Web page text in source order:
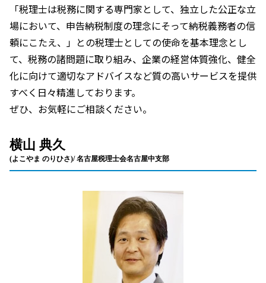
「税理士は税務に関する専門家として、独立した公正な立
場において、申告納税制度の理念にそって納税義務者の信
頼にこたえ、」との税理士としての使命を基本理念とし
て、税務の諸問題に取り組み、企業の経営体質強化、健全
化に向けて適切なアドバイスなど質の高いサービスを提供
すべく日々精進しております。
ぜひ、お気軽にご相談ください。
横山 典久
(よこやま のりひさ)/ 名古屋税理士会名古屋中支部